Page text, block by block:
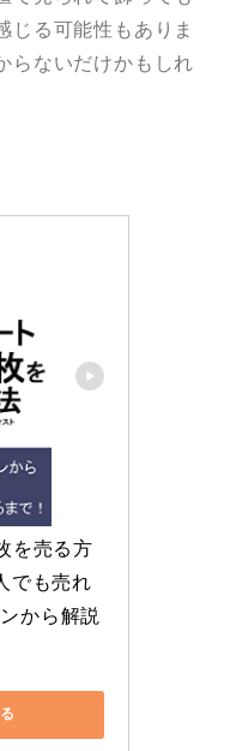
じる可能性もありま
らないだけかもしれ
を売る方
でも売れ
から解説